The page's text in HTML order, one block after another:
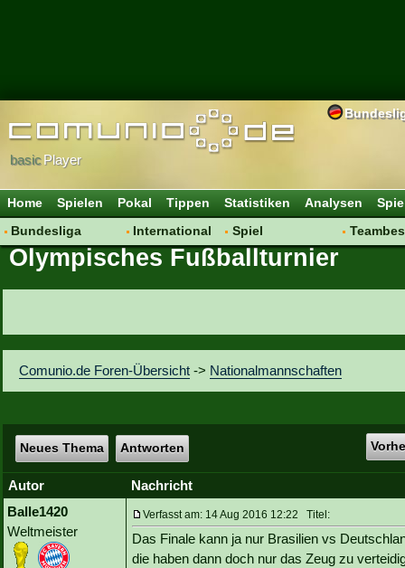
basicPlayer
Home Spielen Pokal Tippen Statistiken Analysen
Bundesliga
Hot News
Vereinsfragen
International
Vereine
Spiel
Regeln & Tipps
Olympisches Fußballturnier
Comunio.de Foren-Übersicht -> Nationalmannschaften
Neues Thema Antworten
Autor
Nachricht
Balle1420
Weltmeister
Verfasst am: 14 Aug 2016 12:22 Titel:
Das Finale kann ja nur Brasilien vs
die haben dann doch nur das Zeug zu